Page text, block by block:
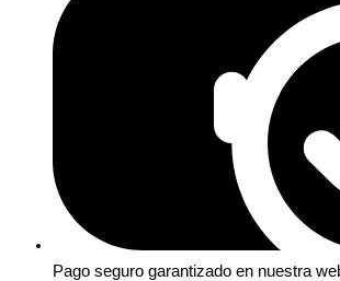
Pago seguro garantizado en nuestra